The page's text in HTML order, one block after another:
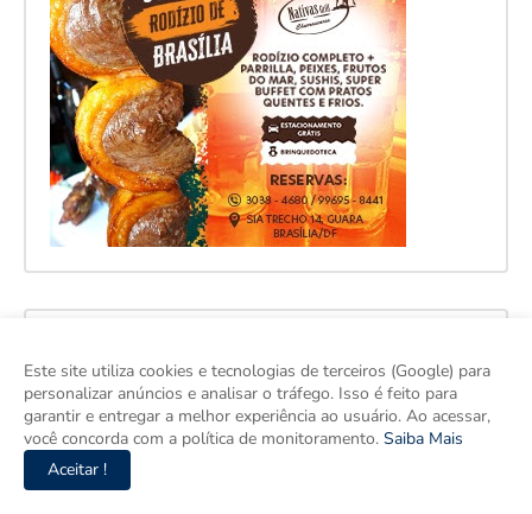
Este site utiliza cookies e tecnologias de terceiros (Google) para
personalizar anúncios e analisar o tráfego. Isso é feito para
garantir e entregar a melhor experiência ao usuário. Ao acessar,
você concorda com a política de monitoramento. Saiba Mais
Aceitar !